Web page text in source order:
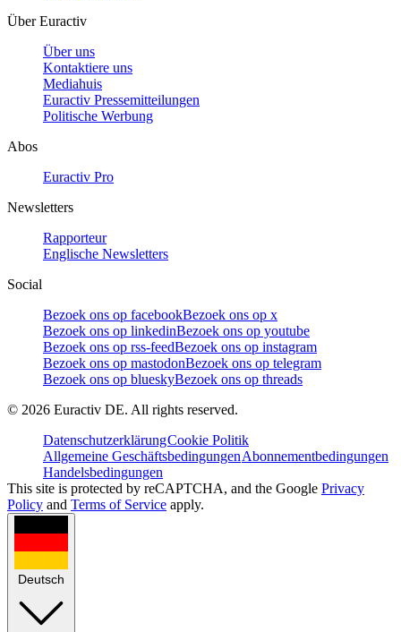
Über Euractiv
Über uns
Kontaktiere uns
Mediahuis
Euractiv Pressemitteilungen
Politische Werbung
Abos
Euractiv Pro
Newsletters
Rapporteur
Englische Newsletters
Social
Bezoek ons op facebookBezoek ons op x
Bezoek ons op linkedinBezoek ons op youtube
Bezoek ons op rss-feedBezoek ons op instagram
Bezoek ons op mastodonBezoek ons op telegram
Bezoek ons op blueskyBezoek ons op threads
© 2026 Euractiv DE. All rights reserved.
DatenschutzerklärungCookie Politik
Allgemeine GeschäftsbedingungenAbonnementbedingungen
Handelsbedingungen
This site is protected by reCAPTCHA, and the Google Privacy
Policy and Terms of Service apply.
Deutsch